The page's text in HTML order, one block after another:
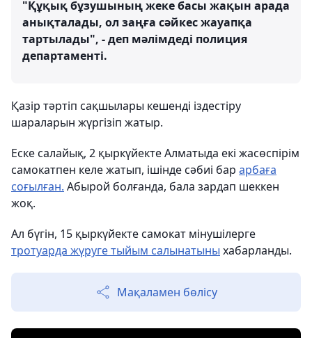
"Құқық бұзушының жеке басы жақын арада
анықталады, ол заңға сәйкес жауапқа
тартылады", - деп мәлімдеді полиция
департаменті.
Қазір тәртіп сақшылары кешенді іздестіру
шараларын жүргізіп жатыр.
Еске салайық, 2 қыркүйекте Алматыда екі жасөспірім
самокатпен келе жатып, ішінде сәбиі бар арбаға
соғылған. Абырой болғанда, бала зардап шеккен
жоқ.
Ал бүгін, 15 қыркүйекте самокат мінушілерге
тротуарда жүруге тыйым салынатыны хабарланды.
Мақаламен бөлісу